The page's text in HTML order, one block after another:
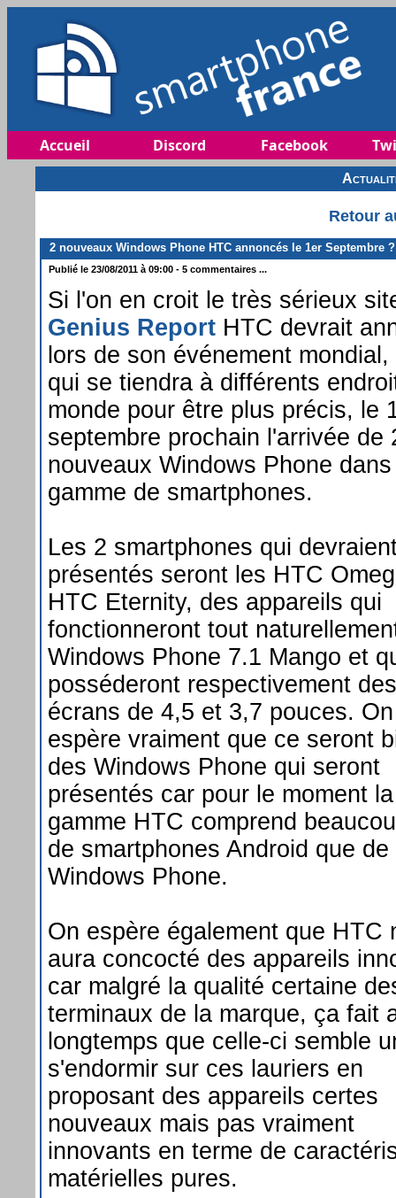
Accueil Discord Facebook
Retour
2 nouveaux Windows Phone HTC annoncés le 1er Septembre ?
Publié le 23/08/2011 à 09:00 - 5 commentaires ...
Si l'on en croit le très sérieux
Genius Report HTC devrait
lors de son événement mondial,
qui se tiendra à différents
monde pour être plus précis, le
septembre prochain l'arrivée de
nouveaux Windows Phone
gamme de smartphones.
Les 2 smartphones qui
présentés seront les HTC
HTC Eternity, des appareils qui
fonctionneront tout
Windows Phone 7.1 Mango et
posséderont respectivement des
écrans de 4,5 et 3,7 pouces. On
espère vraiment que ce seront
des Windows Phone qui seront
présentés car pour le moment la
gamme HTC comprend
de smartphones Android que de
Windows Phone.
On espère également que HTC
aura concocté des appareils
car malgré la qualité certaine
terminaux de la marque, ça fait
longtemps que celle-ci semble
s'endormir sur ces lauriers en
proposant des appareils certes
nouveaux mais pas vraiment
innovants en terme de
matérielles pures.